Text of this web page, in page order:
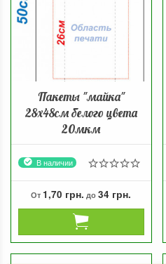
Пакеты "майка"
28х48см белого цвета
20мкм
В наличии
От 1,70 грн. до34 грн.